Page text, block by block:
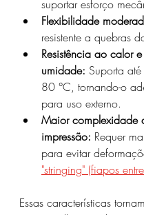
suportar esforço
Flexibilidade
resistente a quebras
Resistência ao calor e
umidade: Suporta
80 °C, tornando-o
para uso externo.
Maior complexidade
impressão: Requer
para evitar
"stringing" (fiapos
Essas características